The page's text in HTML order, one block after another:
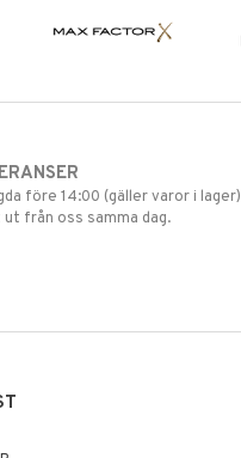
före 14:00 (gäller varor i lager)
från oss samma dag.